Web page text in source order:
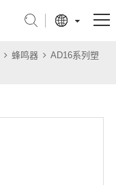
蜂鸣器
AD16系列塑